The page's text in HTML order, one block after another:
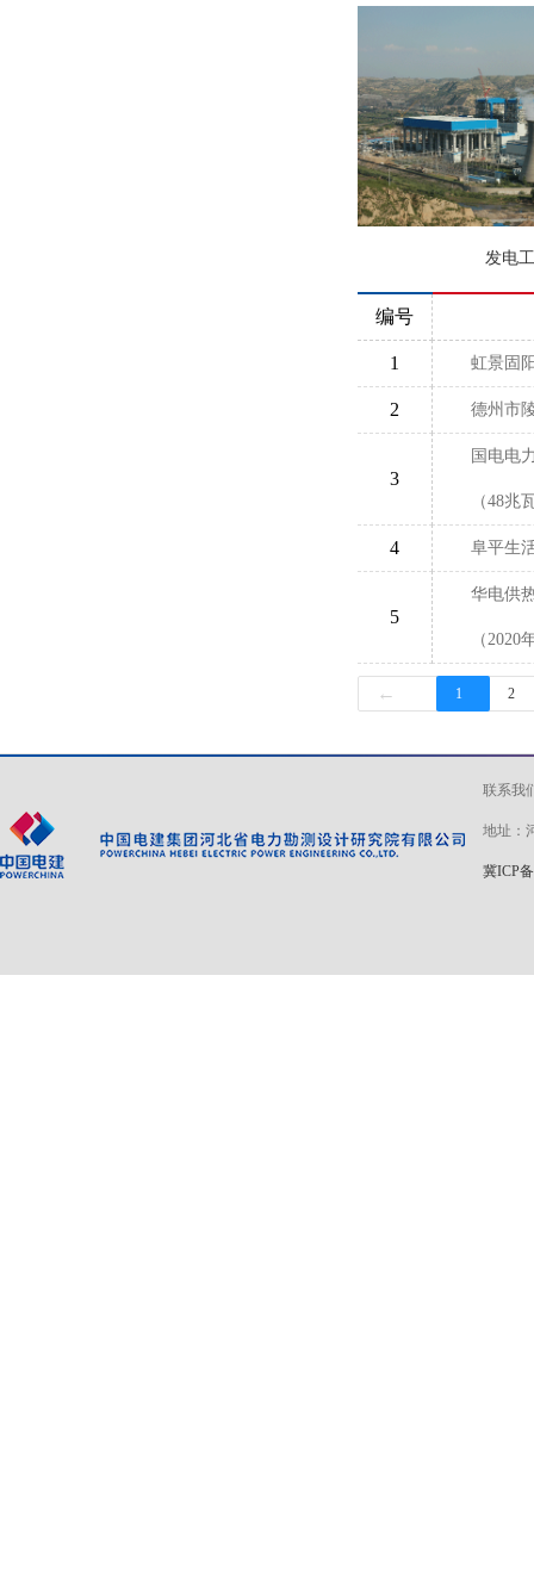
发电
编号
1 虹景固
2 德州市
3
国电电
（48兆
4 阜平生
5
华电供
（
← 1 2
联系我
地址：
冀ICP